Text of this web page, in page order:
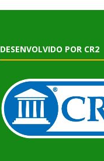
DESENVOLVIDO POR CR2